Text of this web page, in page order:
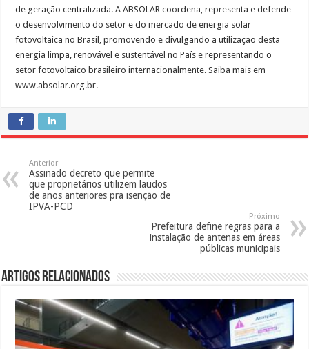
de geração centralizada. A ABSOLAR coordena, representa e defende
o desenvolvimento do setor e do mercado de energia solar
fotovoltaica no Brasil, promovendo e divulgando a utilização desta
energia limpa, renovável e sustentável no País e representando o
setor fotovoltaico brasileiro internacionalmente. Saiba mais em
www.absolar.org.br.
Anterior
Assinado decreto que permite
que proprietários utilizem laudos
de anos anteriores pra isenção de
IPVA-PCD
Próximo
Prefeitura define regras para a
instalação de antenas em áreas
públicas municipais
Artigos Relacionados